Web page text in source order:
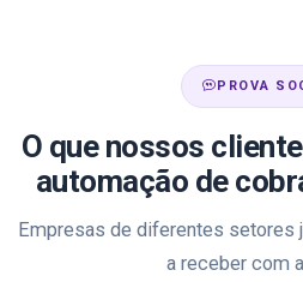
PROVA
O que nossos
automação de
Empresas de diferentes setores
a receber com